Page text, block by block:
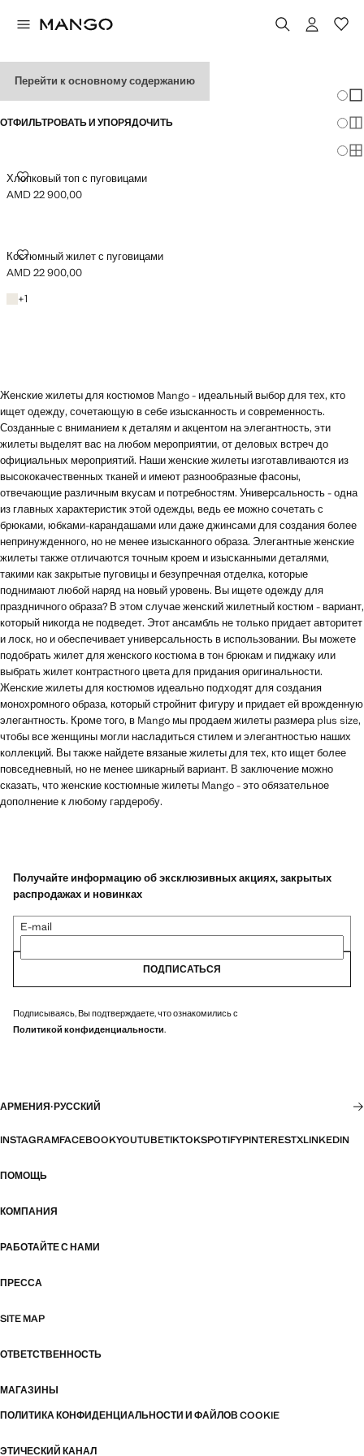
Перейти к основному содержанию
ОТФИЛЬТРОВАТЬ И УПОРЯДОЧИТЬ
Хлопковый топ с пуговицами
ХЛОПКОВЫЙ ТОП С ПУГОВИЦАМИ
Текущая цена [AMD 22 900,00 ]
AMD 22 900,00
Костюмный жилет с пуговицами
КОСТЮМНЫЙ ЖИЛЕТ С ПУГОВИЦАМИ
Текущая цена [AMD 22 900,00 ]
AMD 22 900,00
Пастельный светло-серый
+1
+1 цвет
Женские жилеты для костюмов Mango - идеальный выбор для тех, кто
ищет одежду, сочетающую в себе изысканность и современность.
Созданные с вниманием к деталям и акцентом на элегантность, эти
жилеты выделят вас на любом мероприятии, от деловых встреч до
официальных мероприятий. Наши женские жилеты изготавливаются из
высококачественных тканей и имеют разнообразные фасоны,
отвечающие различным вкусам и потребностям. Универсальность - одна
из главных характеристик этой одежды, ведь ее можно сочетать с
брюками, юбками-карандашами или даже джинсами для создания более
непринужденного, но не менее изысканного образа. Элегантные женские
жилеты также отличаются точным кроем и изысканными деталями,
такими как закрытые пуговицы и безупречная отделка, которые
поднимают любой наряд на новый уровень. Вы ищете одежду для
праздничного образа? В этом случае женский жилетный костюм - вариант,
который никогда не подведет. Этот ансамбль не только придает авторитет
и лоск, но и обеспечивает универсальность в использовании. Вы можете
подобрать жилет для женского костюма в тон брюкам и пиджаку или
выбрать жилет контрастного цвета для придания оригинальности.
Женские жилеты для костюмов идеально подходят для создания
монохромного образа, который стройнит фигуру и придает ей врожденную
элегантность. Кроме того, в Mango мы продаем жилеты размера plus size,
чтобы все женщины могли насладиться стилем и элегантностью наших
коллекций. Вы также найдете вязаные жилеты для тех, кто ищет более
повседневный, но не менее шикарный вариант. В заключение можно
сказать, что женские костюмные жилеты Mango - это обязательное
дополнение к любому гардеробу.
Получайте информацию об эксклюзивных акциях, закрытых
распродажах и новинках
E-mail
ПОДПИСАТЬСЯ
Подписываясь, Вы подтверждаете, что ознакомились с
Политикой конфиденциальности.
АРМЕНИЯ·РУССКИЙ
INSTAGRAMFACEBOOKYOUTUBETIKTOKSPOTIFYPINTERESTXLINKEDIN
ПОМОЩЬ
КОМПАНИЯ
РАБОТАЙТЕ С НАМИ
ПРЕССА
SITE MAP
ОТВЕТСТВЕННОСТЬ
МАГАЗИНЫ
ПОЛИТИКА КОНФИДЕНЦИАЛЬНОСТИ И ФАЙЛОВ COOKIE
ЭТИЧЕСКИЙ КАНАЛ